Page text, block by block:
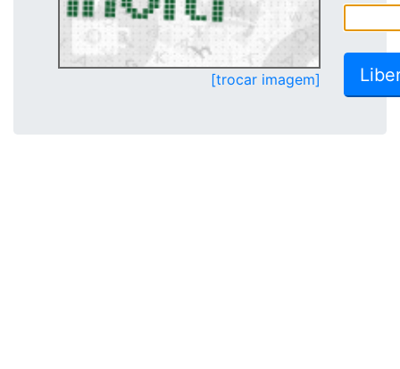
[trocar imagem]